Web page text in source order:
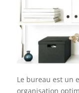
Le bureau est un
organisation